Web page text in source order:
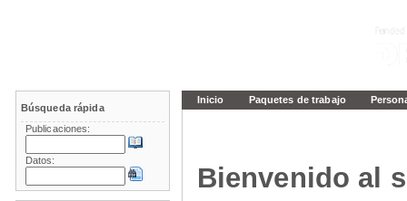
Inicio Paquetes de trabajo
Bienvenido al
Búsqueda rápida
Publicaciones:
Datos: